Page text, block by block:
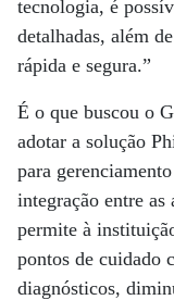
tecnologia, é
detalhadas, além
rápida e segura.”
É o que buscou o
adotar a solução
para
integração entre as
permite à
pontos de cuidado
diagnósticos,